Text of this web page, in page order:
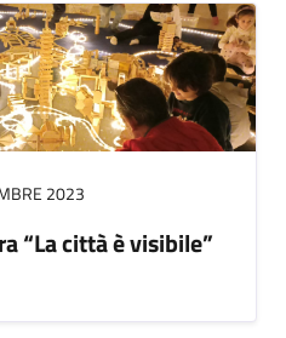
2023
“La città è visibile”